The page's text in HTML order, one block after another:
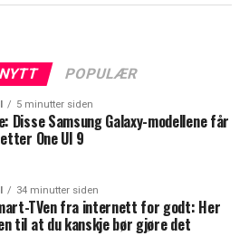
POPULÆR
5 minutter siden
Disse Samsung Galaxy-modellene får
One UI 9
34 minutter siden
TVen fra internett for godt: Her
til at du kanskje bør gjøre det